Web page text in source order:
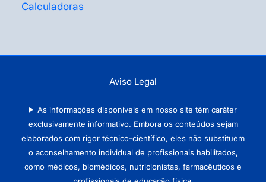
Calculadoras
Aviso Legal
As informações disponíveis em nosso site têm caráter
exclusivamente informativo. Embora os conteúdos sejam
elaborados com rigor técnico-científico, eles não substituem
o aconselhamento individual de profissionais habilitados,
como médicos, biomédicos, nutricionistas, farmacêuticos e